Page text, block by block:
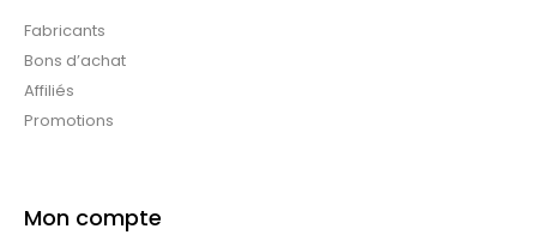
Fabricants
Bons d’achat
Affiliés
Promotions
Mon compte